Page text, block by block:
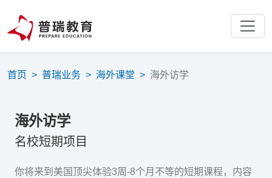
首页 > 普瑞业务 > 海外课堂 > 海外访学
海外访学
名校短期项目
你将来到美国顶尖体验3周-8个月不等的短期课程，内容